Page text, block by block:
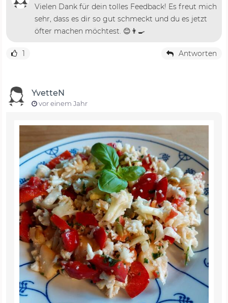
Vielen Dank für dein tolles Feedback! Es freut mich
sehr, dass es dir so gut schmeckt und du es jetzt
öfter machen möchtest. 😊👨‍🍳
1 Antworten
YvetteN
vor einem Jahr